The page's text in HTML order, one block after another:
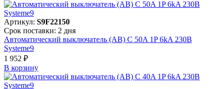
Артикул: S9F22150
Срок поставки: 2 дня
Автоматический выключатель (АВ) C 50A 1P 6kA 230В
Systeme9
1 952 ₽
В корзинy